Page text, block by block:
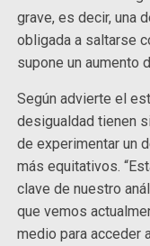
grave, es decir, una
obligada a saltarse
supone un aumento
Según advierte el
desigualdad tienen
de experimentar un
más equitativos.
clave de nuestro
que vemos
medio para acceder